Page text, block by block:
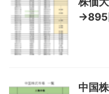
→895
中国